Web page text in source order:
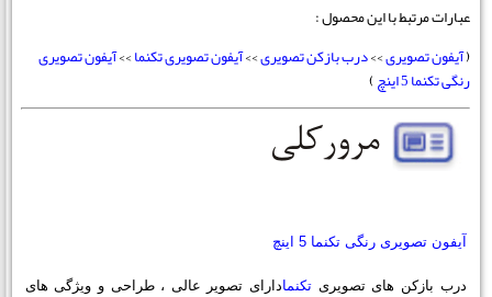
عبارات مرتبط با این محصول :
(آیفون تصویری>>درب بازکن تصویری>>آیفون تصویری تکنما>>آیفون تصویری
رنگی تکنما 5 اینچ
)
آیفون تصویری رنگی تکنما 5 اینچ
درب بازکن های تصویری تکنمادارای تصویر عالی ، طراحی و ویژگی های